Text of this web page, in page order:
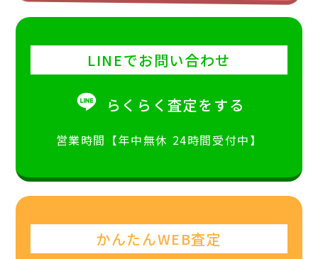
LINEでお問い合わせ
らくらく査定をする
営業時間【年中無休 24時間受付中】
かんたんWEB査定